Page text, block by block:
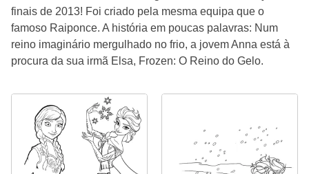
finais de 2013! Foi criado pela mesma equipa que o
famoso Raiponce. A história em poucas palavras: Num
reino imaginário mergulhado no frio, a jovem Anna está à
procura da sua irmã Elsa, Frozen: O Reino do Gelo.